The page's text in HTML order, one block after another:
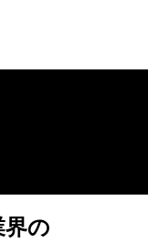
界の